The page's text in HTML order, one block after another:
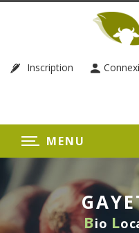
Inscription
MENU
Bio L